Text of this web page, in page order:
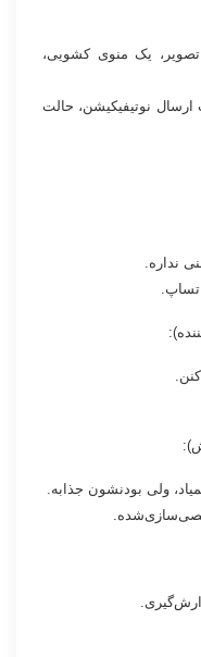
یک منوی کشویی،
ارسال نوتیفیکیشن، حالت
نداره.
ولی بودنشون جذابه.